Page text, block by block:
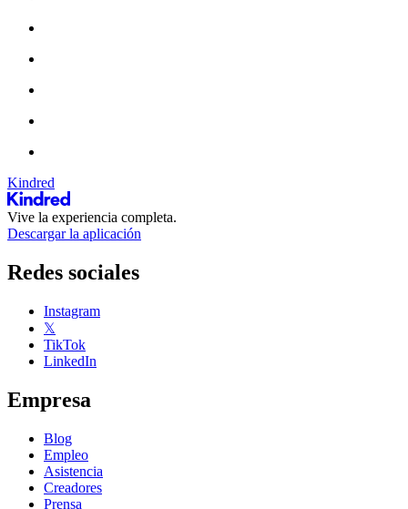
Kindred
Vive la experiencia completa.
Descargar la aplicación
Redes sociales
Instagram
𝕏
TikTok
LinkedIn
Empresa
Blog
Empleo
Asistencia
Creadores
Prensa